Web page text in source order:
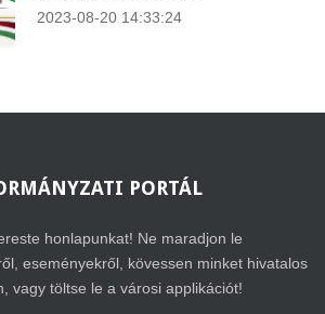
2023-08-20 14:33:24
PORTÁL
honlapunkat! Ne maradjon le
eseményekről, kövessen minket hivatalos
vagy töltse le a városi applikációt!